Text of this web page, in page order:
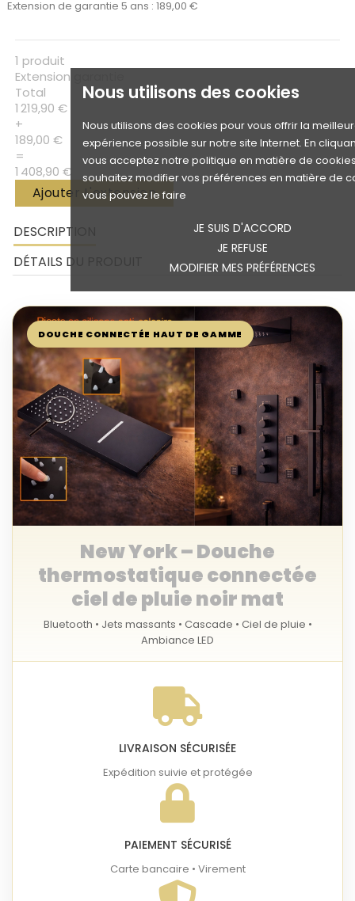
Nous utilisons des cookies
Nous utilisons des cookies pour vous offrir la
expérience possible sur notre site Internet. En
vous acceptez notre politique en matière de
souhaitez modifier vos préférences en matière de
vous pouvez le faire
JE SUIS D'ACCORD
JE REFUSE
MODIFIER MES PRÉFÉRENCES
Extension de garantie 5 ans : 189,00 €
1 produit
Extension garantie
Total
1 219,90 €
+
189,00 €
=
1 408,90 €
Ajouter L'extension
DESCRIPTION
DÉTAILS DU PRODUIT
DOUCHE CONNECTÉE HAUT DE GAMME
New York – Douche
thermostatique connectée
ciel de pluie noir mat
Bluetooth • Jets massants • Cascade • Ciel de pluie •
Ambiance LED
LIVRAISON SÉCURISÉE
Expédition suivie et protégée
PAIEMENT SÉCURISÉ
Carte bancaire • Virement